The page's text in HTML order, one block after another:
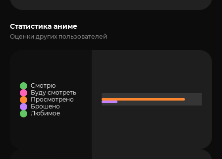
Статистика аниме
Оценки других пользователей
Смотрю
Буду смотреть
Просмотрено
Брошено
Любимое